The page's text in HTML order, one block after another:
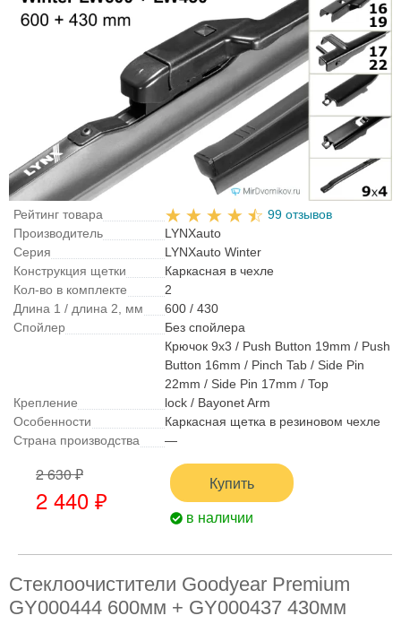
Рейтинг товара
99 отзывов
Производитель
LYNXauto
Серия
LYNXauto Winter
Конструкция щетки
Каркасная в чехле
Кол-во в комплекте
2
Длина 1 / длина 2, мм
600 / 430
Спойлер
Без спойлера
Крепление
Крючок 9x3 / Push Button 19mm / Push
Button 16mm / Pinch Tab / Side Pin
22mm / Side Pin 17mm / Top
lock / Bayonet Arm
Особенности
Каркасная щетка в резиновом чехле
Страна производства
—
2 630 ₽
2 440 ₽
Купить
в наличии
Стеклоочистители Goodyear Premium
GY000444 600мм + GY000437 430мм